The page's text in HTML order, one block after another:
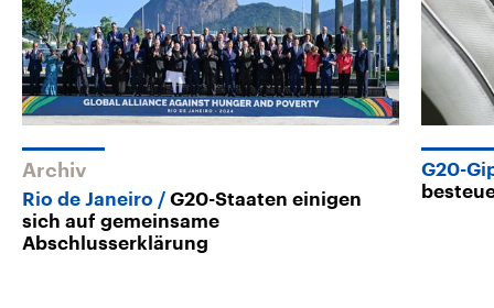
Archiv
Rio de Janeiro
G20-Staaten einigen
sich auf gemeinsame
Abschlusserklärung
G20-